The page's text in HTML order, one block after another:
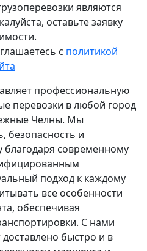
являются
оставьте заявку
с политикой
профессиональную
перевозки в любой город
Челны. Мы
безопасность и
благодаря современному
подход к каждому
все особенности
обеспечивая
С нами
быстро и в